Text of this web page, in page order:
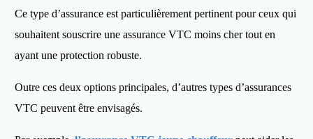
Ce type d’assurance est particulièrement pertinent pour ceux qui
souhaitent souscrire une assurance VTC moins cher tout en
ayant une protection robuste.
Outre ces deux options principales, d’autres types d’assurances
VTC peuvent être envisagés.